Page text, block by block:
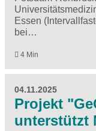
Essen
bei…
4 Min
04.11.2025
Projekt
unterstützt